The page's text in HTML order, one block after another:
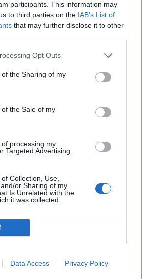
participants. This information may
to third parties on the IAB’s List of
that may further disclose it to other
Opt Outs
the Sharing of my
the Sale of my
processing my
Targeted Advertising.
Collection, Use,
or Sharing of my
Is Unrelated with the
it was collected.
Data Access Privacy Policy
This site is protected by
Privacy Policy
Terms of